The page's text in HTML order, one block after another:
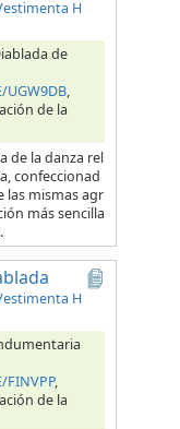
H
de
,
de la
de la danza rel
confeccionad
las mismas agr
más sencilla
H
,
de la